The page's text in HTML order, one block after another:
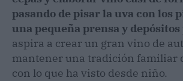
pasando de pisar la uva con los
una pequeña prensa y
aspira a crear un gran vino de
mantener una tradición familiar
con lo que ha visto desde niño.